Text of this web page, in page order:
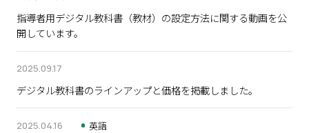
指導者用デジタル教科書（教材）の設定方法に関する動画を公
開しています。
2025.09.17
デジタル教科書のラインアップと価格を掲載しました。
2025.04.16 英語